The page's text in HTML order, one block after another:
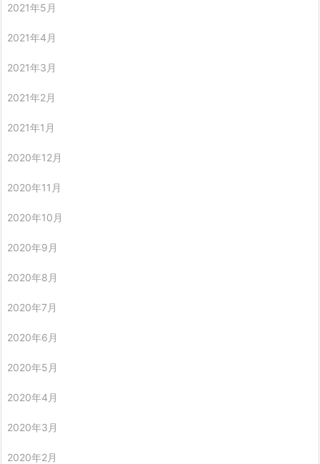
2021年5月
2021年4月
2021年3月
2021年2月
2021年1月
2020年12月
2020年11月
2020年10月
2020年9月
2020年8月
2020年7月
2020年6月
2020年5月
2020年4月
2020年3月
2020年2月